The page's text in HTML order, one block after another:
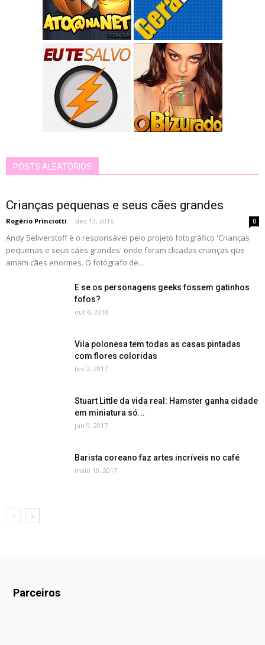
POSTS ALEATÓRIOS
Crianças pequenas e seus cães grandes
Rogério Princiotti - dez 13, 2016 0
Andy Seliverstoff é o responsável pelo projeto fotográfico 'Crianças
pequenas e seus cães grandes' onde foram clicadas crianças que
amam cães enormes. O fotógrafo de...
E se os personagens geeks fossem gatinhos
fofos?
out 6, 2018
Vila polonesa tem todas as casas pintadas
com flores coloridas
fev 2, 2017
Stuart Little da vida real: Hamster ganha cidade
em miniatura só...
jun 9, 2017
Barista coreano faz artes incríveis no café
maio 10, 2017
Parceiros